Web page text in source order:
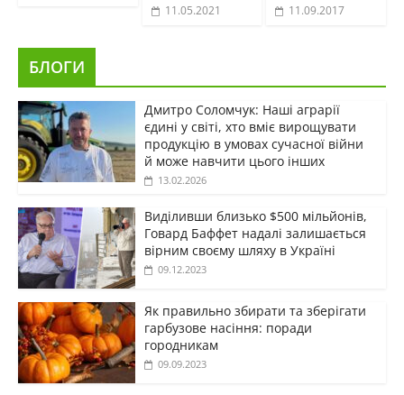
11.05.2021 11.09.2017
БЛОГИ
Дмитро Соломчук: Наші аграрії
єдині у світі, хто вміє вирощувати
продукцію в умовах сучасної війни
й може навчити цього інших
13.02.2026
Виділивши близько $500 мільйонів,
Говард Баффет надалі залишається
вірним своєму шляху в Україні
09.12.2023
Як правильно збирати та зберігати
гарбузове насіння: поради
городникам
09.09.2023